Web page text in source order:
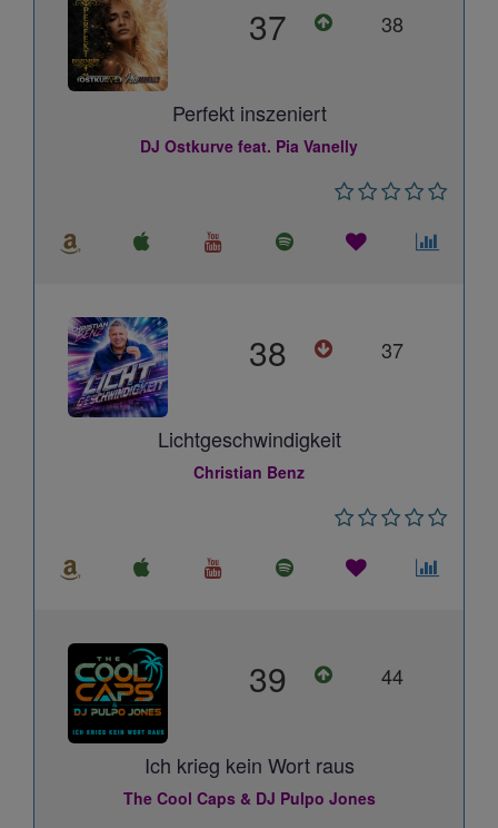
37 38
Perfekt inszeniert
DJ Ostkurve feat. Pia Vanelly
38 37
Lichtgeschwindigkeit
Christian Benz
39 44
Ich krieg kein Wort raus
The Cool Caps & DJ Pulpo Jones